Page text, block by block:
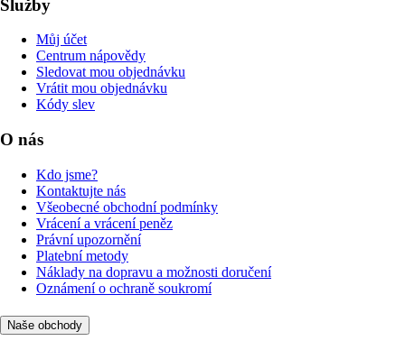
Služby
Můj účet
Centrum nápovědy
Sledovat mou objednávku
Vrátit mou objednávku
Kódy slev
O nás
Kdo jsme?
Kontaktujte nás
Všeobecné obchodní podmínky
Vrácení a vrácení peněz
Právní upozornění
Platební metody
Náklady na dopravu a možnosti doručení
Oznámení o ochraně soukromí
Naše obchody